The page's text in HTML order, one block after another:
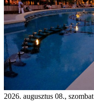
2026. augusztus 08., szombat